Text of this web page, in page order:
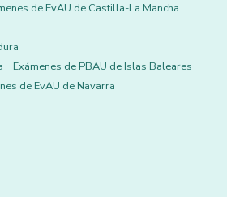
de EvAU de Castilla-La Mancha
Exámenes de PBAU de Islas Baleares
de EvAU de Navarra